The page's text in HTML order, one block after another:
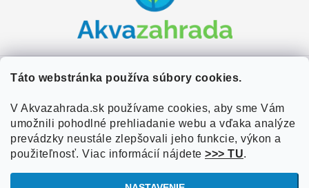
Táto webstránka používa súbory cookies.
V Akvazahrada.sk používame cookies, aby sme Vám
umožnili pohodlné prehliadanie webu a vďaka analýze
prevádzky neustále zlepšovali jeho funkcie, výkon a
použiteľnosť. Viac informácií nájdete >>> TU.
e
Zákaznícky servis
Doprava a platba
Obchodné podmienky
Užitočné informácie
O nás
Referencie
Overené zákazníkmi